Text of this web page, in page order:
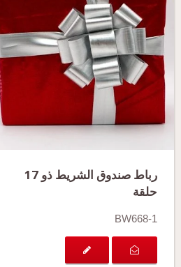
رباط صندوق الشريط ذو 17
حلقة
BW668-1